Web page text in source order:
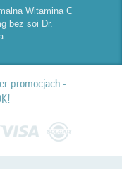
Witamina C
bez soi Dr.
promocjach -